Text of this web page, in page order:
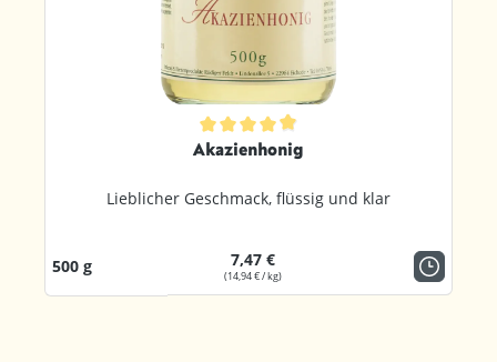
Durchschnittliche Bewertung von 4.8 von 5 Sternen
Akazienhonig
Lieblicher Geschmack, flüssig und klar
500 g 7,47 €
(14,94 € / kg)